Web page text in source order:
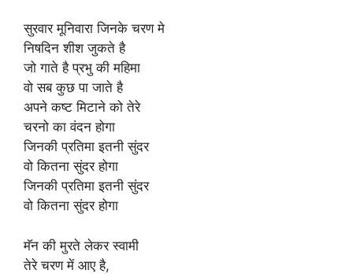
सुरवार मूनिवारा जिनके चरण मे
निषदिन शीश जुकते है
जो गाते है प्रभु की महिमा
वो सब कुछ पा जाते है
अपने कष्ट मिटाने को तेरे
चरनो का वंदन होगा
जिनकी प्रतिमा इतनी सुंदर
वो कितना सुंदर होगा
जिनकी प्रतिमा इतनी सुंदर
वो कितना सुंदर होगा
मॅन की मुरते लेकर स्वामी
तेरे चरण में आए है,